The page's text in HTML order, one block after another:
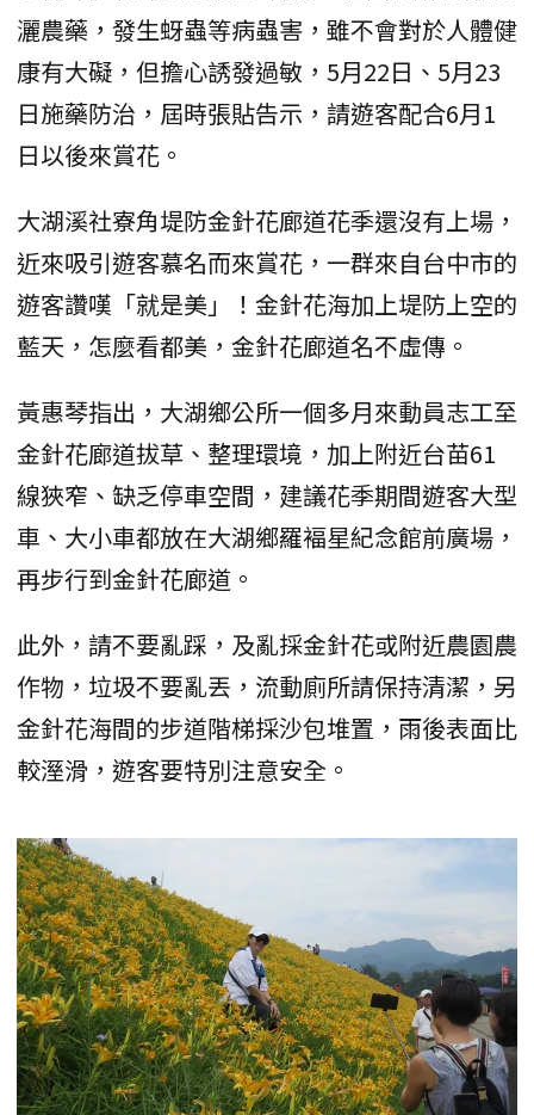
灑農藥，發生蚜蟲等病蟲害，雖不會對於人體健
康有大礙，但擔心誘發過敏，5月22日、5月23
日施藥防治，屆時張貼告示，請遊客配合6月1
日以後來賞花。
大湖溪社寮角堤防金針花廊道花季還沒有上場，
近來吸引遊客慕名而來賞花，一群來自台中市的
遊客讚嘆「就是美」！金針花海加上堤防上空的
藍天，怎麼看都美，金針花廊道名不虛傳。
黃惠琴指出，大湖鄉公所一個多月來動員志工至
金針花廊道拔草、整理環境，加上附近台苗61
線狹窄、缺乏停車空間，建議花季期間遊客大型
車、大小車都放在大湖鄉羅褔星紀念館前廣場，
再步行到金針花廊道。
此外，請不要亂踩，及亂採金針花或附近農園農
作物，垃圾不要亂丟，流動廁所請保持清潔，另
金針花海間的步道階梯採沙包堆置，雨後表面比
較溼滑，遊客要特別注意安全。